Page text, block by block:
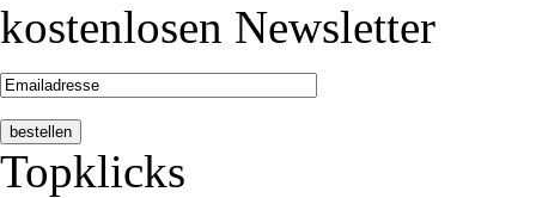
kostenlosen Newsletter
Topklicks